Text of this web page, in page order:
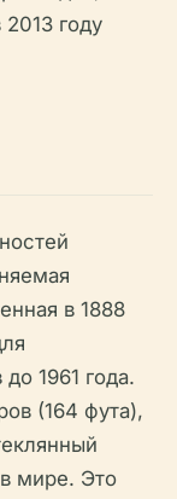
году
в 1888
1961 года.
(164 фута),
мире. Это